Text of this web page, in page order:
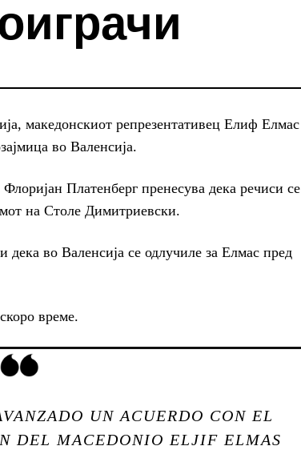
македонскиот репрезентативец Елиф Елмас
во Валенсија.
Платенберг пренесува дека речиси се
на Столе Димитриевски.
дека во Валенсија се одлучиле за Елмас пред
време.
UN ACUERDO CON EL
DEL MACEDONIO ELJIF ELMAS